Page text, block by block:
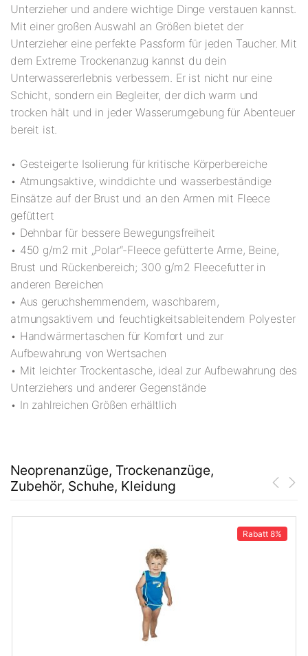
Unterzieher und andere wichtige Dinge verstauen kannst.
Mit einer großen Auswahl an Größen bietet der
Unterzieher eine perfekte Passform für jeden Taucher. Mit
dem Extreme Trockenanzug kannst du dein
Unterwassererlebnis verbessern. Er ist nicht nur eine
Schicht, sondern ein Begleiter, der dich warm und
trocken hält und in jeder Wasserumgebung für Abenteuer
bereit ist.
• Gesteigerte Isolierung für kritische Körperbereiche
• Atmungsaktive, winddichte und wasserbeständige
Einsätze auf der Brust und an den Armen mit Fleece
gefüttert
• Dehnbar für bessere Bewegungsfreiheit
• 450 g/m2 mit „Polar“-Fleece gefütterte Arme, Beine,
Brust und Rückenbereich; 300 g/m2 Fleecefutter in
anderen Bereichen
• Aus geruchshemmendem, waschbarem,
atmungsaktivem und feuchtigkeitsableitendem Polyester
• Handwärmertaschen für Komfort und zur
Aufbewahrung von Wertsachen
• Mit leichter Trockentasche, ideal zur Aufbewahrung des
Unterziehers und anderer Gegenstände
• In zahlreichen Größen erhältlich
Neoprenanzüge, Trockenanzüge,
Zubehör, Schuhe, Kleidung
Rabatt 8%